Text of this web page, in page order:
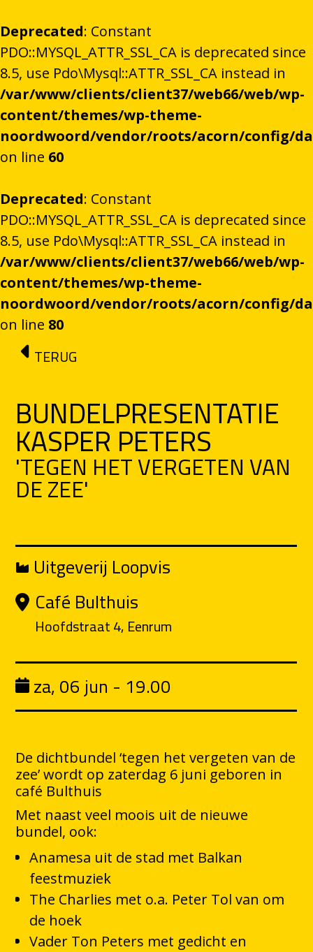
Deprecated: Constant
PDO::MYSQL_ATTR_SSL_CA is deprecated since
8.5, use Pdo\Mysql::ATTR_SSL_CA instead in
/var/www/clients/client37/web66/web/wp-
content/themes/wp-theme-
noordwoord/vendor/roots/acorn/config/
on line 60
Deprecated: Constant
PDO::MYSQL_ATTR_SSL_CA is deprecated since
8.5, use Pdo\Mysql::ATTR_SSL_CA instead in
/var/www/clients/client37/web66/web/wp-
content/themes/wp-theme-
noordwoord/vendor/roots/acorn/config/
on line 80
Ga naar de inhoud
TERUG
BUNDELPRESENTATIE
KASPER PETERS
'TEGEN HET VERGETEN VAN
DE ZEE'
Uitgeverij Loopvis
Café Bulthuis
Hoofdstraat 4, Eenrum
za, 06 jun - 19.00
De dichtbundel ‘tegen het vergeten van de
zee’ wordt op zaterdag 6 juni geboren in
café Bulthuis
Met naast veel moois uit de nieuwe
bundel, ook:
Anamesa uit de stad met Balkan
feestmuziek
The Charlies met o.a. Peter Tol van om
de hoek
Vader Ton Peters met gedicht en